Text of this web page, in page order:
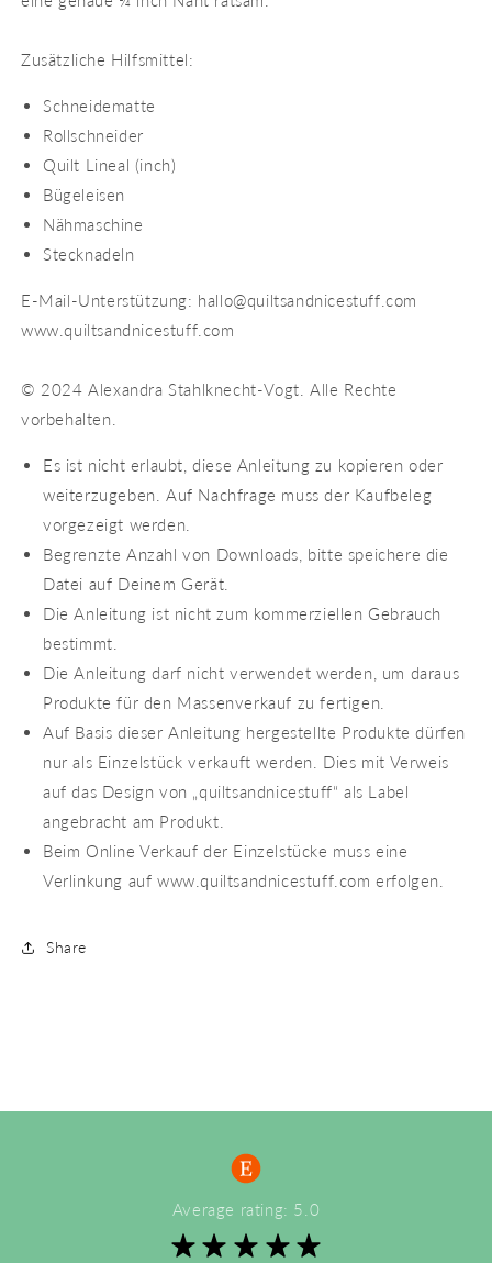
Zusätzliche Hilfsmittel:
Schneidematte
Rollschneider
Quilt Lineal (inch)
Bügeleisen
Nähmaschine
Stecknadeln
E-Mail-Unterstützung: hallo@quiltsandnicestuff.com
www.quiltsandnicestuff.com
© 2024 Alexandra Stahlknecht-Vogt. Alle Rechte
vorbehalten.
Es ist nicht erlaubt, diese Anleitung zu kopieren oder
weiterzugeben. Auf Nachfrage muss der Kaufbeleg
vorgezeigt werden.
Begrenzte Anzahl von Downloads, bitte speichere die
Datei auf Deinem Gerät.
Die Anleitung ist nicht zum kommerziellen Gebrauch
bestimmt.
Die Anleitung darf nicht verwendet werden, um daraus
Produkte für den Massenverkauf zu fertigen.
Auf Basis dieser Anleitung hergestellte Produkte dürfen
nur als Einzelstück verkauft werden. Dies mit Verweis
auf das Design von „quiltsandnicestuff“ als Label
angebracht am Produkt.
Beim Online Verkauf der Einzelstücke muss eine
Verlinkung auf www.quiltsandnicestuff.com erfolgen.
Share
Average rating: 5.0